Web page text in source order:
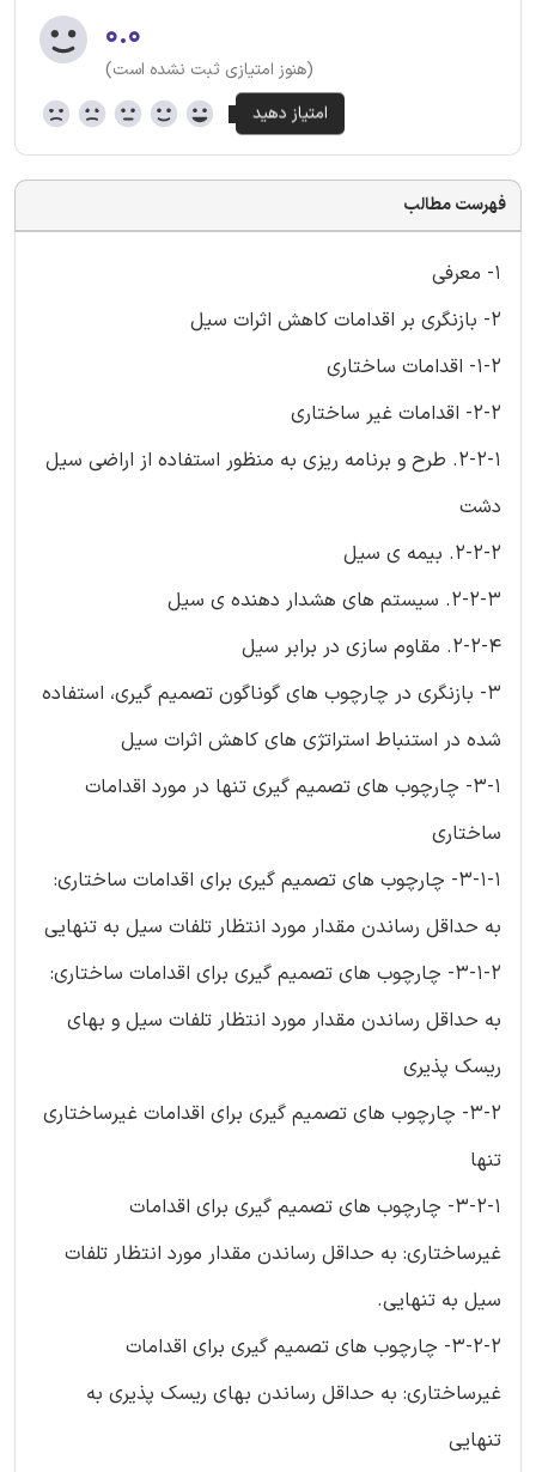
۰.۰
(هنوز امتیازی ثبت نشده است)
فهرست مطالب
1- معرفی
2- بازنگری بر اقدامات کاهش اثرات سیل
1-2- اقدامات ساختاری
2-2- اقدامات غیر ساختاری
2-2-1. طرح و برنامه ریزی به منظور استفاده از اراضی سیل
دشت
2-2-2. بیمه ی سیل
2-2-3. سیستم های هشدار دهنده ی سیل
2-2-4. مقاوم سازی در برابر سیل
3- بازنگری در چارچوب های گوناگون تصمیم گیری، استفاده
شده در استنباط استراتژی های کاهش اثرات سیل
3-1- چارچوب های تصمیم گیری تنها در مورد اقدامات
ساختاری
3-1-1- چارچوب های تصمیم گیری برای اقدامات ساختاری:
به حداقل رساندن مقدار مورد انتظار تلفات سیل به تنهایی
3-1-2- چارچوب های تصمیم گیری برای اقدامات ساختاری:
به حداقل رساندن مقدار مورد انتظار تلفات سیل و بهای
ریسک پذیری
3-2- چارچوب های تصمیم گیری برای اقدامات غیرساختاری
تنها
3-2-1- چارچوب های تصمیم گیری برای اقدامات
غیرساختاری: به حداقل رساندن مقدار مورد انتظار تلفات
سیل به تنهایی.
3-2-2- چارچوب های تصمیم گیری برای اقدامات
غیرساختاری: به حداقل رساندن بهای ریسک پذیری به
تنهایی